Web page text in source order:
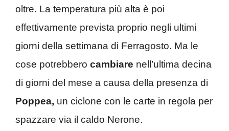
oltre. La temperatura più alta è poi
effettivamente prevista proprio negli ultimi
giorni della settimana di Ferragosto. Ma le
cose potrebbero cambiare nell’ultima decina
di giorni del mese a causa della presenza di
Poppea, un ciclone con le carte in regola per
spazzare via il caldo Nerone.